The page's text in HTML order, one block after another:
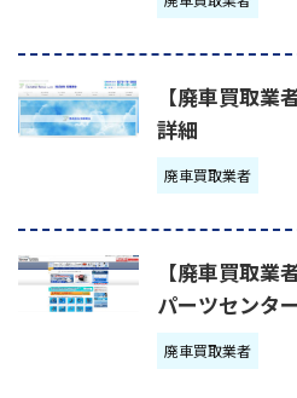
【廃車買取業
詳細
廃車買取業者
【廃車買取業
パーツセンタ
廃車買取業者